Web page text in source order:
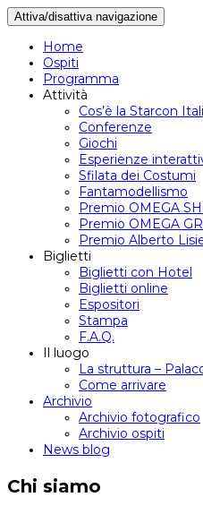
Attiva/disattiva navigazione
Home
Ospiti
Programma
Attività
Cos’è la Starcon
Conferenze
Giochi
Esperienze
Sfilata dei Costumi
Fantamodellismo
Premio OMEGA
Premio OMEGA
Premio Alberto
Biglietti
Biglietti con Hotel
Biglietti online
Espositori
Stampa
F.A.Q.
Il luogo
La struttura –
Come arrivare
Archivio
Archivio fotografico
Archivio ospiti
News blog
Chi siamo